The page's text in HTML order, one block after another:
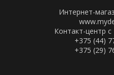
Интернет-
Контакт-центр с
+375 (44)
+375 (29)